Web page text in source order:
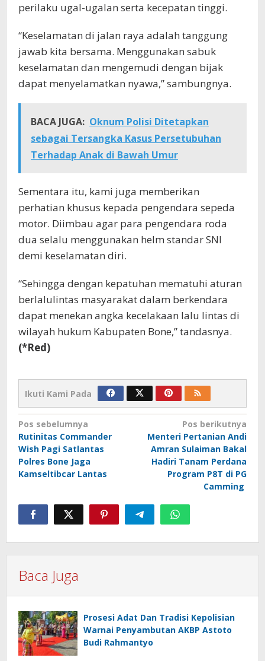
perilaku ugal-ugalan serta kecepatan tinggi.
“Keselamatan di jalan raya adalah tanggung
jawab kita bersama. Menggunakan sabuk
keselamatan dan mengemudi dengan bijak
dapat menyelamatkan nyawa,” sambungnya.
BACA JUGA: Oknum Polisi Ditetapkan
sebagai Tersangka Kasus Persetubuhan
Terhadap Anak di Bawah Umur
Sementara itu, kami juga memberikan
perhatian khusus kepada pengendara sepeda
motor. Diimbau agar para pengendara roda
dua selalu menggunakan helm standar SNI
demi keselamatan diri.
“Sehingga dengan kepatuhan mematuhi aturan
berlalulintas masyarakat dalam berkendara
dapat menekan angka kecelakaan lalu lintas di
wilayah hukum Kabupaten Bone,” tandasnya.
(*Red)
Ikuti Kami Pada
Navigasi
pos
Pos sebelumnya
Rutinitas Commander
Wish Pagi Satlantas
Polres Bone Jaga
Kamseltibcar Lantas
Pos berikutnya
Menteri Pertanian Andi
Amran Sulaiman Bakal
Hadiri Tanam Perdana
Program P8T di PG
Camming
Baca Juga
Prosesi Adat Dan Tradisi Kepolisian
Warnai Penyambutan AKBP Astoto
Budi Rahmantyo